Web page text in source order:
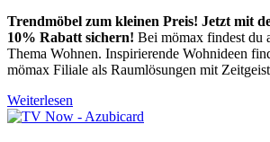
Trendmöbel zum kleinen Preis! Jetzt mit
10% Rabatt sichern! Bei mömax findest du
Thema Wohnen. Inspirierende Wohnideen
mömax Filiale als Raumlösungen mit
Weiterlesen